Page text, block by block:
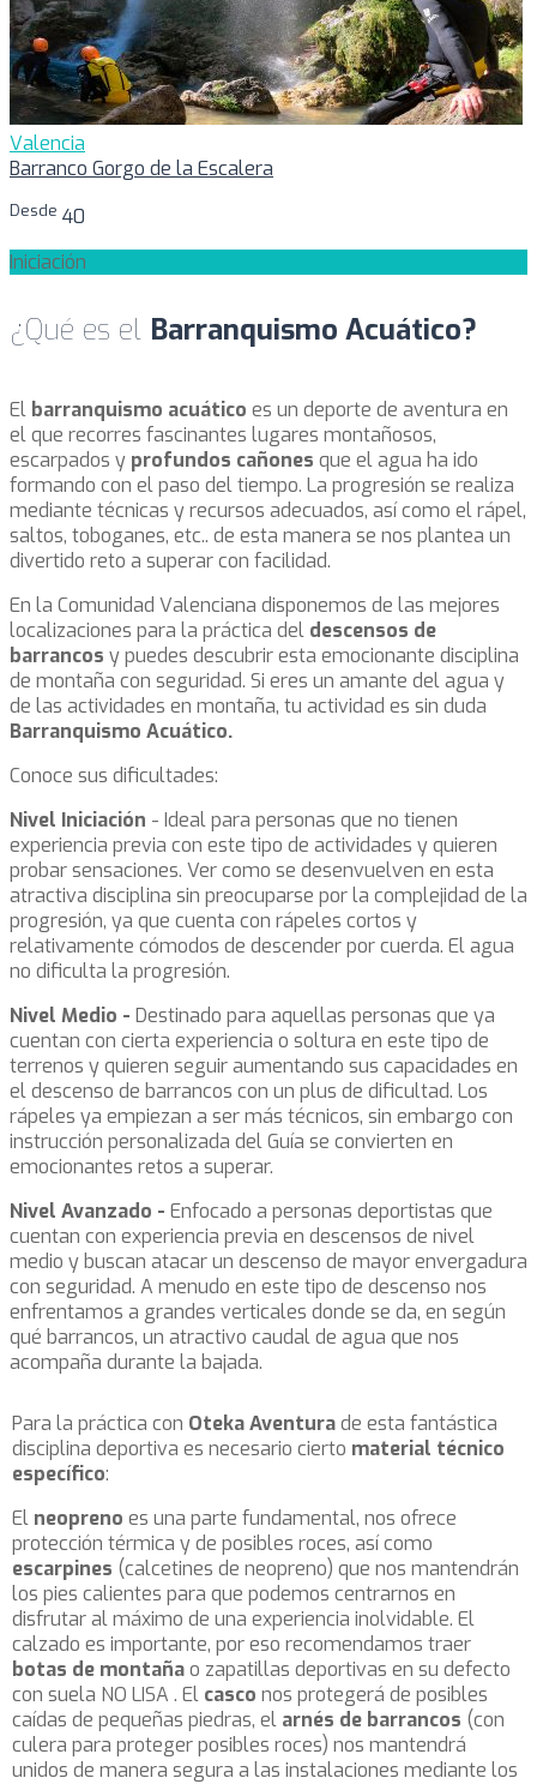
Valencia
Barranco Gorgo de la Escalera
Desde 40
Iniciación
¿Qué es el Barranquismo Acuático?
El barranquismo acuático es un deporte de aventura en
el que recorres fascinantes lugares montañosos,
escarpados y profundos cañones que el agua ha ido
formando con el paso del tiempo. La progresión se realiza
mediante técnicas y recursos adecuados, así como el rápel,
saltos, toboganes, etc.. de esta manera se nos plantea un
divertido reto a superar con facilidad.
En la Comunidad Valenciana disponemos de las mejores
localizaciones para la práctica del descensos de
barrancos y puedes descubrir esta emocionante disciplina
de montaña con seguridad. Si eres un amante del agua y
de las actividades en montaña, tu actividad es sin duda
Barranquismo Acuático.
Conoce sus dificultades:
Nivel Iniciación - Ideal para personas que no tienen
experiencia previa con este tipo de actividades y quieren
probar sensaciones. Ver como se desenvuelven en esta
atractiva disciplina sin preocuparse por la complejidad de la
progresión, ya que cuenta con rápeles cortos y
relativamente cómodos de descender por cuerda. El agua
no dificulta la progresión.
Nivel Medio - Destinado para aquellas personas que ya
cuentan con cierta experiencia o soltura en este tipo de
terrenos y quieren seguir aumentando sus capacidades en
el descenso de barrancos con un plus de dificultad. Los
rápeles ya empiezan a ser más técnicos, sin embargo con
instrucción personalizada del Guía se convierten en
emocionantes retos a superar.
Nivel Avanzado - Enfocado a personas deportistas que
cuentan con experiencia previa en descensos de nivel
medio y buscan atacar un descenso de mayor envergadura
con seguridad. A menudo en este tipo de descenso nos
enfrentamos a grandes verticales donde se da, en según
qué barrancos, un atractivo caudal de agua que nos
acompaña durante la bajada.
Para la práctica con Oteka Aventurade esta fantástica
disciplina deportiva es necesario cierto material técnico
específico:
El neopreno es una parte fundamental, nos ofrece
protección térmica y de posibles roces, así como
escarpines (calcetines de neopreno) que nos mantendrán
los pies calientes para que podemos centrarnos en
disfrutar al máximo de una experiencia inolvidable. El
calzado es importante, por eso recomendamos traer
botas de montañao zapatillas deportivas en su defecto
con suela NO LISA . El casco nos protegerá de posibles
caídas de pequeñas piedras, el arnés de barrancos (con
culera para proteger posibles roces) nos mantendrá
unidos de manera segura a las instalaciones mediante los